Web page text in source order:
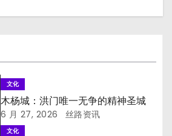
文化
木杨城：洪门唯一无争的精神圣城
6 月 27, 2026 丝路资讯
文化